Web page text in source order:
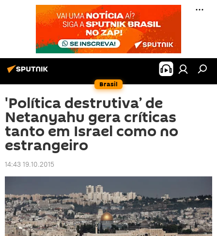
Brasil
'Política destrutiva’ de
Netanyahu gera críticas
tanto em Israel como no
estrangeiro
14:43 19.10.2015